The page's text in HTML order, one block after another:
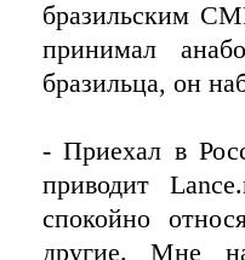
бразильским
принимал
бразильца, он
- Приехал в
приводит
спокойно
другие. Мне